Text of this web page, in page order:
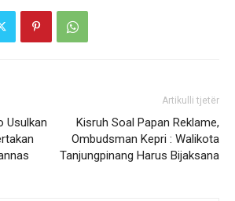
Usulkan
Artikulli tjetër
Kisruh Soal Papan Reklame,
Ombudsman Kepri : Walikota
Tanjungpinang Harus Bijaksana